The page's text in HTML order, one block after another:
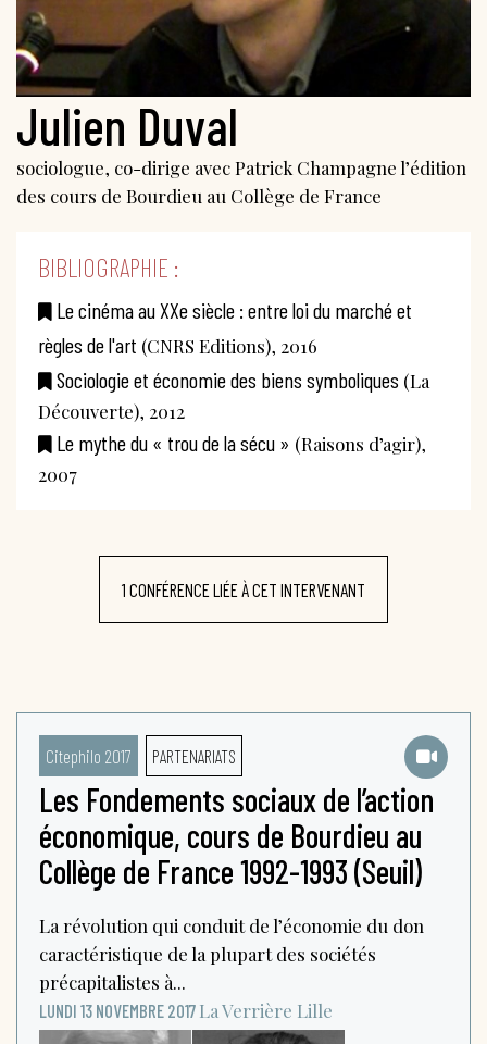
Julien Duval
sociologue, co-dirige avec Patrick Champagne l’édition
des cours de Bourdieu au Collège de France
BIBLIOGRAPHIE :
Le cinéma au XXe siècle : entre loi du marché et
règles de l'art (CNRS Editions), 2016
Sociologie et économie des biens symboliques (La
Découverte), 2012
Le mythe du « trou de la sécu » (Raisons d’agir),
2007
1 CONFÉRENCE LIÉE À CET INTERVENANT
Citephilo 2017 PARTENARIATS
Les Fondements sociaux de l’action
économique, cours de Bourdieu au
Collège de France 1992-1993 (Seuil)
La révolution qui conduit de l’économie du don
caractéristique de la plupart des sociétés
précapitalistes à...
LUNDI 13 NOVEMBRE 2017 La Verrière Lille